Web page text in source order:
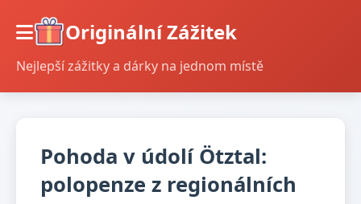
Originální Zážitek
Nejlepší zážitky a dárky na jednom místě
Pohoda v údolí Ötztal:
polopenze z regionálních